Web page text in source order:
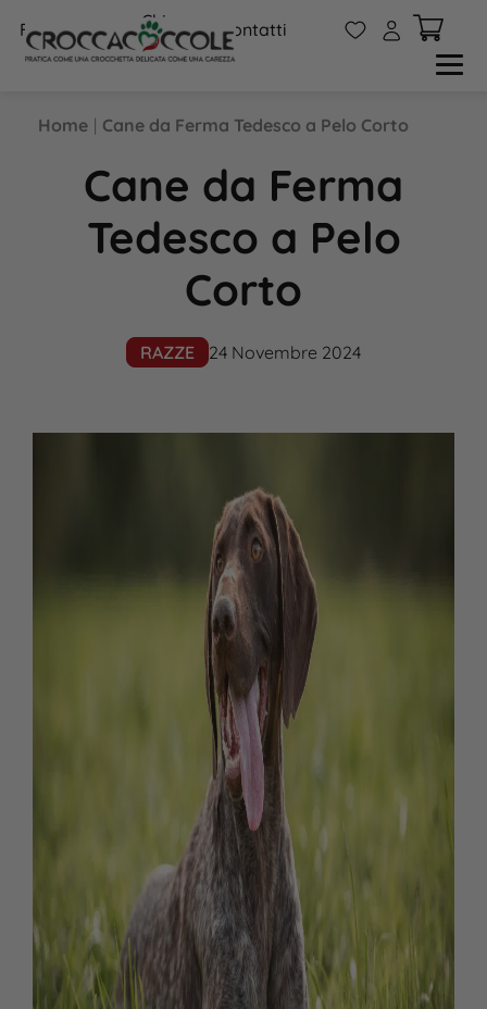
FAQs
Chi
siamo
Contatti W A
Home | Cane da Ferma Tedesco a Pelo Corto
Cane da Ferma
Tedesco a Pelo
Corto
RAZZE 24 Novembre 2024